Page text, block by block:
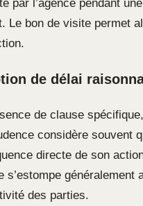
par l’agence pendant
Le bon de visite permet
de délai
de clause
considère souvent
directe de son
s’estompe généralement
des parties.